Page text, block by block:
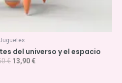
Juguetes
del universo y el espacio
€ 13,90 €